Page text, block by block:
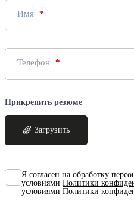
Имя
Телефон
Прикрепить резюме
Загрузить
Я согласен на обработку
условиями Политики
условиями Политики